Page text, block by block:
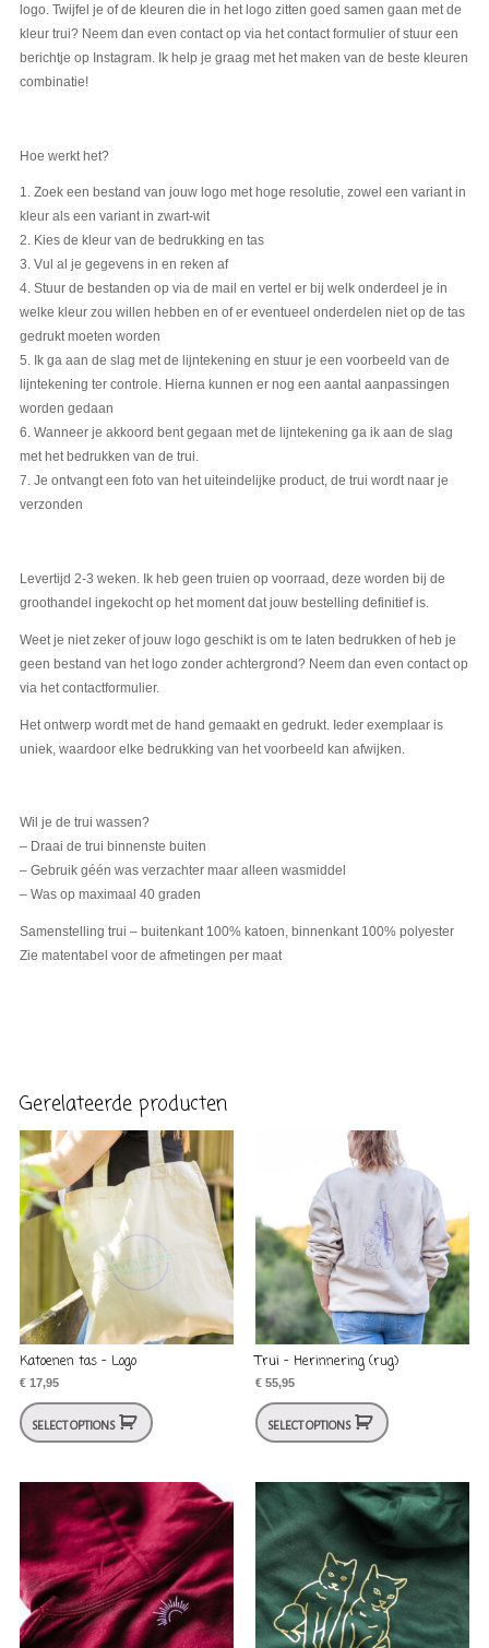
logo. Twijfel je of de kleuren die in het logo zitten goed samen gaan met de
kleur trui? Neem dan even contact op via het contact formulier of stuur een
berichtje op Instagram. Ik help je graag met het maken van de beste kleuren
combinatie!
Hoe werkt het?
1. Zoek een bestand van jouw logo met hoge resolutie, zowel een variant in
kleur als een variant in zwart-wit
2. Kies de kleur van de bedrukking en tas
3. Vul al je gegevens in en reken af
4. Stuur de bestanden op via de mail en vertel er bij welk onderdeel je in
welke kleur zou willen hebben en of er eventueel onderdelen niet op de tas
gedrukt moeten worden
5. Ik ga aan de slag met de lijntekening en stuur je een voorbeeld van de
lijntekening ter controle. Hierna kunnen er nog een aantal aanpassingen
worden gedaan
6. Wanneer je akkoord bent gegaan met de lijntekening ga ik aan de slag
met het bedrukken van de trui.
7. Je ontvangt een foto van het uiteindelijke product, de trui wordt naar je
verzonden
Levertijd 2-3 weken. Ik heb geen truien op voorraad, deze worden bij de
groothandel ingekocht op het moment dat jouw bestelling definitief is.
Weet je niet zeker of jouw logo geschikt is om te laten bedrukken of heb je
geen bestand van het logo zonder achtergrond? Neem dan even contact op
via het contactformulier.
Het ontwerp wordt met de hand gemaakt en gedrukt. Ieder exemplaar is
uniek, waardoor elke bedrukking van het voorbeeld kan afwijken.
Wil je de trui wassen?
– Draai de trui binnenste buiten
– Gebruik géén was verzachter maar alleen wasmiddel
– Was op maximaal 40 graden
Samenstelling trui – buitenkant 100% katoen, binnenkant 100% polyester
Zie matentabel voor de afmetingen per maat
Gerelateerde producten
Katoenen tas – Logo
€ 17,95
SELECT OPTIONS
Trui – Herinnering (rug)
€ 55,95
SELECT OPTIONS